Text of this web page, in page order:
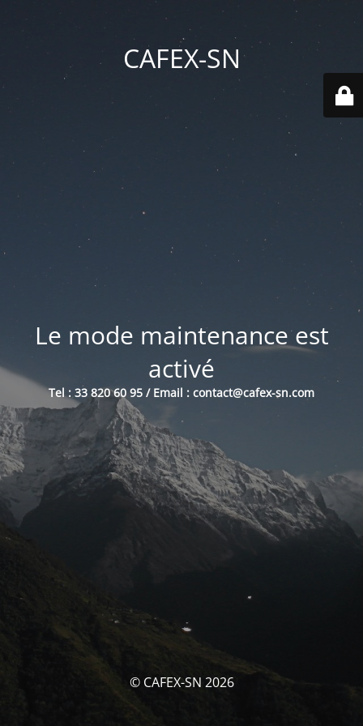
CAFEX-SN
Le mode maintenance est
activé
Tel : 33 820 60 95 / Email : contact@cafex-sn.com
© CAFEX-SN 2026